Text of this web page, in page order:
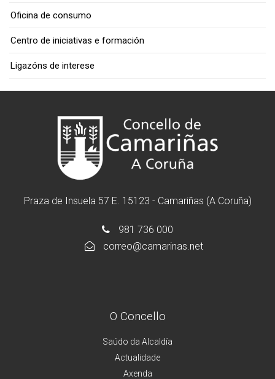
Oficina de consumo
Centro de iniciativas e formación
Ligazóns de interese
Praza de Insuela 57 E. 15123 - Camariñas (A Coruña)
981 736 000
correo@camarinas.net
O Concello
Saúdo da Alcaldía
Actualidade
Axenda